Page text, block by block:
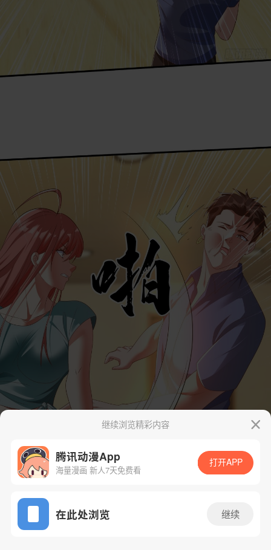
App免费看
继续浏览精彩内容
腾讯动漫App
海量漫画 新人7天免费看
打开APP
在此处浏览 继续